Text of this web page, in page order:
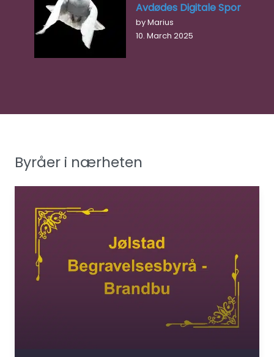
Avdødes Digitale Spor
by Marius
10. March 2025
Byråer i nærheten